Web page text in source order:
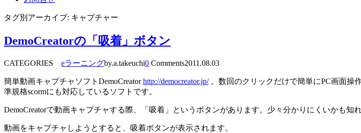
タグ別アーカイブ: キャプチャー
DemoCreatorの「吸着」ボタン
CATEGORIES eラーニングby.a.takeuchi0 Comments2011.08.03
簡単動画キャプチャソフトDemoCreatorhttp://democreator.jp/。数回のクリックだけで簡単にPC画面操
準規格scormにも対応しているソフトです。
DemoCreatorで動画キャプチャする際、「吸着」というボタンがあります。少々分かりにくいかも知
動画をキャプチャしようとすると、吸着ボタンが表示されます。